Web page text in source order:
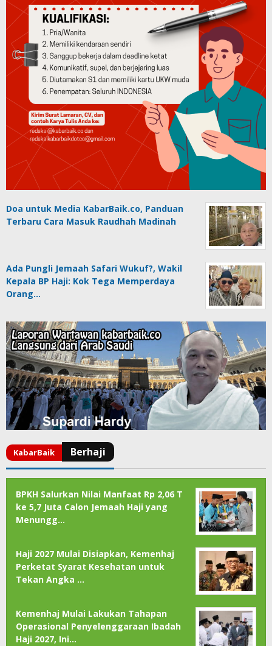
Doa untuk Media KabarBaik.co, Panduan
Terbaru Cara Masuk Raudhah Madinah
Ada Pungli Jemaah Safari Wukuf?, Wakil
Kepala BP Haji: Kok Tega Memperdaya
Orang…
BPKH Salurkan Nilai Manfaat Rp 2,06 T
ke 5,7 Juta Calon Jemaah Haji yang
Menungg…
Haji 2027 Mulai Disiapkan, Kemenhaj
Perketat Syarat Kesehatan untuk
Tekan Angka …
Kemenhaj Mulai Lakukan Tahapan
Operasional Penyelenggaraan Ibadah
Haji 2027, Ini…